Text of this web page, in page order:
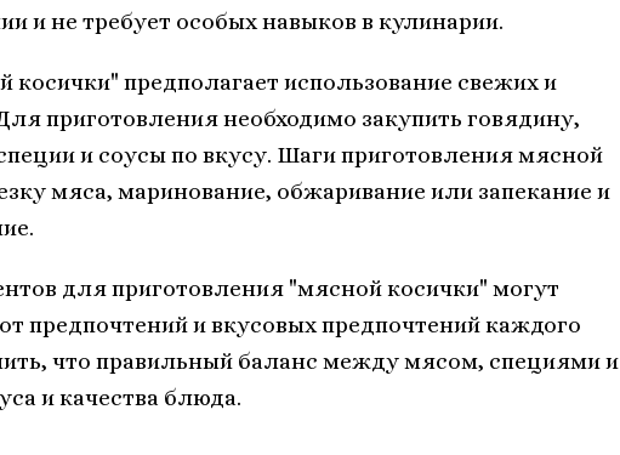
и не требует особых навыков в кулинарии.
предполагает использование свежих и
приготовления необходимо закупить говядину,
и соусы по вкусу. Шаги приготовления мясной
мяса, маринование, обжаривание или запекание и
для приготовления "мясной косички" могут
предпочтений и вкусовых предпочтений каждого
что правильный баланс между мясом, специями и
и качества блюда.